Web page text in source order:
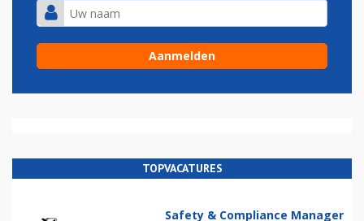
TOPVACATURES
Safety & Compliance Manager